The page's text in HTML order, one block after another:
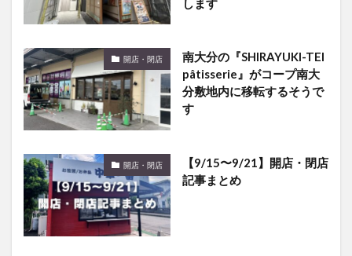
開店・閉店
南大分の『SHIRAYUKI-TEI
pâtisserie』がコープ南大
分敷地内に移転するそうで
す
開店・閉店
【9/15〜9/21】開店・閉店
記事まとめ